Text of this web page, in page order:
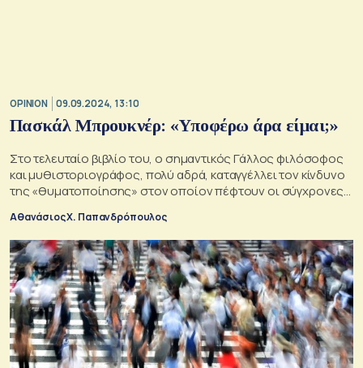
OPINION 09.09.2024, 13:10
Πασκάλ Μπρουκνέρ: «Υποφέρω άρα είμαι;»
Στο τελευταίο βιβλίο του, ο σημαντικός Γάλλος φιλόσοφος
και μυθιστοριογράφος, πολύ αδρά, καταγγέλλει τον κίνδυνο
της «θυματοποίησης» στον οποίον πέφτουν οι σύγχρονες
Αθανάσιος Χ. Παπανδρόπουλος